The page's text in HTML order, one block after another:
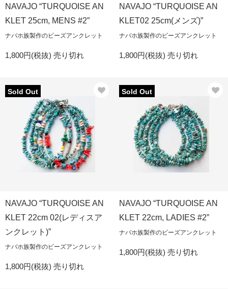
NAVAJO “TURQUOISE AN
KLET 25cm, MENS #2”
ナバホ族製作のビーズアンクレット
1,800円(税抜) 売り切れ
NAVAJO “TURQUOISE AN
KLET02 25cm(メンズ)”
ナバホ族製作のビーズアンクレット
1,800円(税抜) 売り切れ
Sold Out
NAVAJO “TURQUOISE AN
KLET 22cm 02(レディスア
ンクレット)”
ナバホ族製作のビーズアンクレット
1,800円(税抜) 売り切れ
Sold Out
NAVAJO “TURQUOISE AN
KLET 22cm, LADIES #2”
ナバホ族製作のビーズアンクレット
1,800円(税抜) 売り切れ